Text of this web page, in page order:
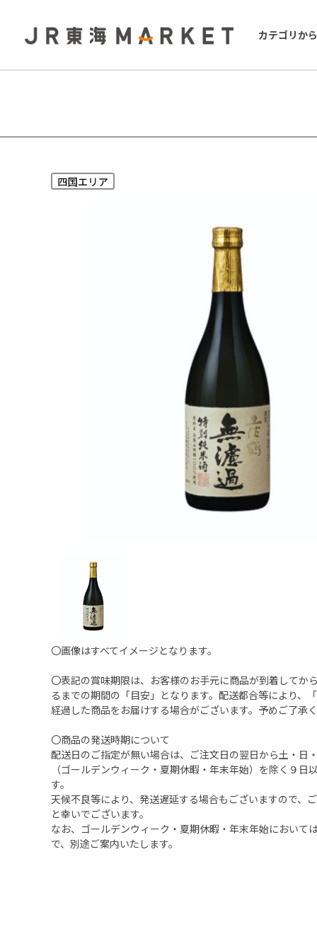
カテゴリか
〇画像はすべてイメージとなります。
〇表記の賞味期限は、お客様のお手元に商品が到着してか
るまでの期間の「目安」となります。配送都合等により、
経過した商品をお届けする場合がございます。予めご了承
〇商品の発送時期について
配送日のご指定が無い場合は、ご注文日の翌日から土・日
（ゴールデンウィーク・夏期休暇・年末年始）を除く９日
す。
天候不良等により、発送遅延する場合もございますので、
と幸いでございます。
なお、ゴールデンウィーク・夏期休暇・年末年始において
で、別途ご案内いたします。